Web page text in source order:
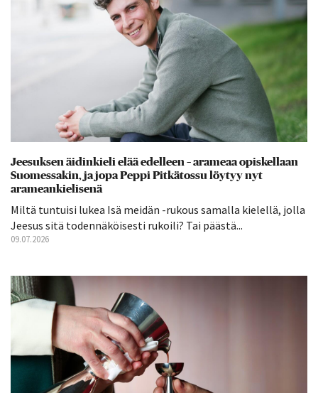
Jeesuksen äidinkieli elää edelleen – arameaa opiskellaan
Suomessakin, ja jopa Peppi Pitkätossu löytyy nyt
arameankielisenä
Miltä tuntuisi lukea Isä meidän -rukous samalla kielellä, jolla
Jeesus sitä todennäköisesti rukoili? Tai päästä...
09.07.2026